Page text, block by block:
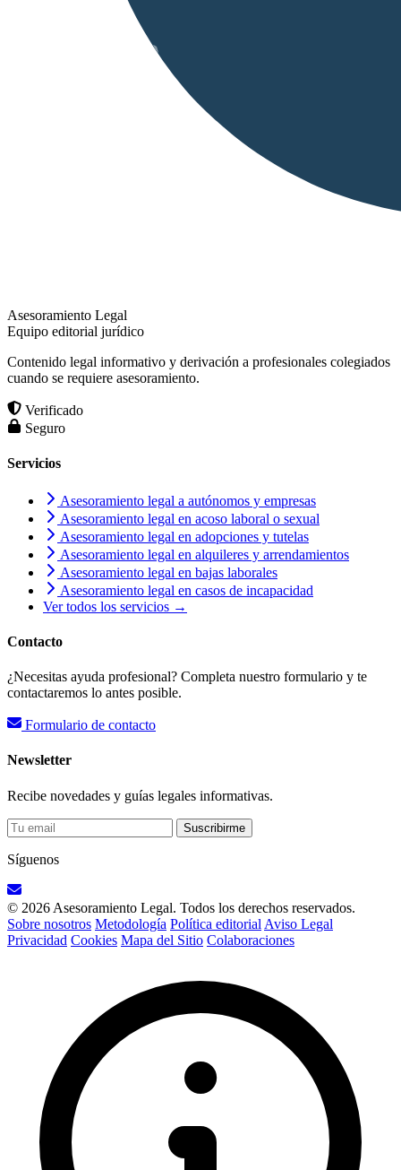
Asesoramiento Legal
Equipo editorial jurídico
Contenido legal informativo y derivación a profesionales colegiados
cuando se requiere asesoramiento.
Verificado
Seguro
Servicios
Asesoramiento legal a autónomos y empresas
Asesoramiento legal en acoso laboral o sexual
Asesoramiento legal en adopciones y tutelas
Asesoramiento legal en alquileres y arrendamientos
Asesoramiento legal en bajas laborales
Asesoramiento legal en casos de incapacidad
Ver todos los servicios →
Contacto
¿Necesitas ayuda profesional? Completa nuestro formulario y te
contactaremos lo antes posible.
Formulario de contacto
Newsletter
Recibe novedades y guías legales informativas.
Suscribirme
Síguenos
© 2026 Asesoramiento Legal. Todos los derechos reservados.
Sobre nosotros Metodología Política editorial Aviso Legal
Privacidad Cookies Mapa del Sitio Colaboraciones